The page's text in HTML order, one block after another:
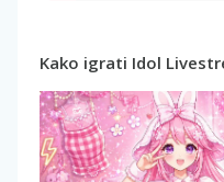
Kako igrati Idol